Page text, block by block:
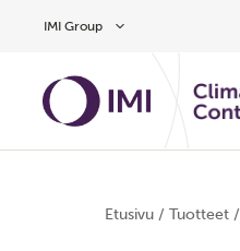
IMI Group
Etusivu / Tuotteet /